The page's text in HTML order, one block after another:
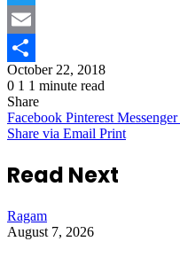
Twitter
Email
Share
October 22, 2018
0 1 1 minute read
Share
Facebook Pinterest Messenger
Share via Email Print
Read Next
Ragam
August 7, 2026